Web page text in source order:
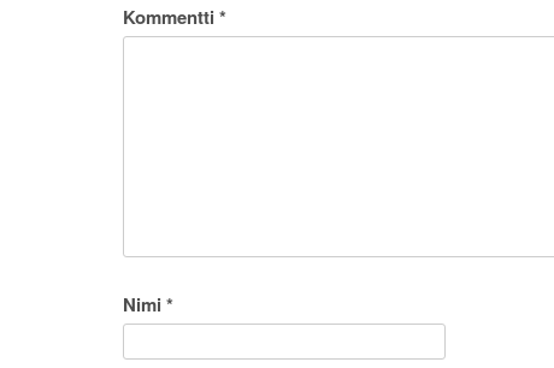
Kommentti *
Nimi *